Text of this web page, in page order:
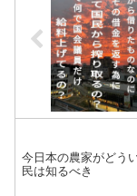
今日本の農家がどう
民は知るべき